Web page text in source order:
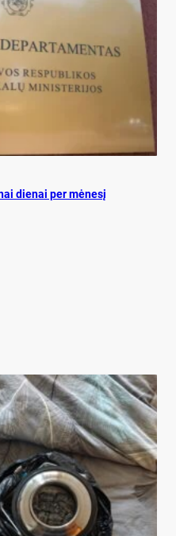
die­nai per mė­ne­sį